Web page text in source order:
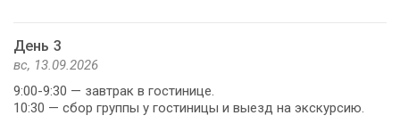
День 3
вс, 13.09.2026
9:00-9:30 — завтрак в гостинице.
10:30 — сбор группы у гостиницы и выезд на экскурсию.